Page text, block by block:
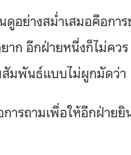
อย่างสม่ำเสมอคือกา
ก อีกฝ่ายหนึ่งก็ไม่คว
มพันธ์แบบไม่ผูกมัดว่า
ารถามเพื่อให้อีกฝ่าย